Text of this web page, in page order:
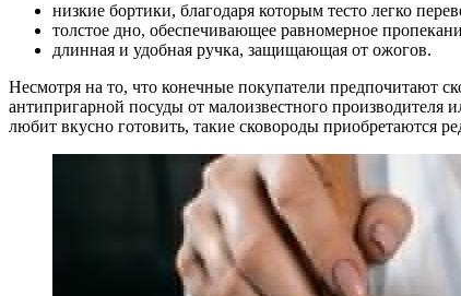
низкие бортики, благодаря которым тесто легко
толстое дно, обеспечивающее равномерное
длинная и удобная ручка, защищающая от ожогов.
Несмотря на то, что конечные покупатели предпочитают
антипригарной посуды от малоизвестного производителя
любит вкусно готовить, такие сковороды приобретаются